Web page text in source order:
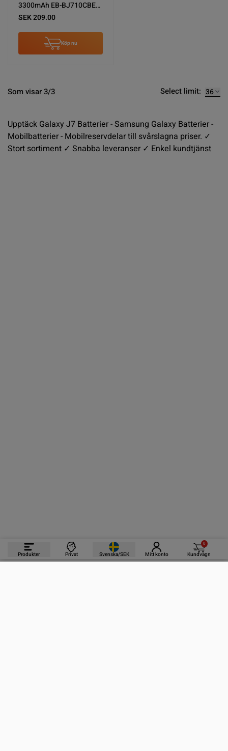
3300mAh EB-BJ710CBE
Original
SEK 209.00
Köp nu
Som visar 3/3 Select limit:
Upptäck Galaxy J7 Batterier - Samsung Galaxy Batterier -
Mobilbatterier - Mobilreservdelar till svårslagna priser. ✓
Stort sortiment ✓ Snabba leveranser ✓ Enkel kundtjänst
Produkter Privat Svenska/SEK Mitt konto
0
Kundvagn